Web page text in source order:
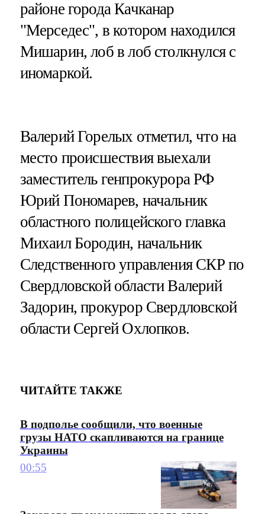
районе города Качканар
"Мерседес", в котором находился
Мишарин, лоб в лоб столкнулся с
иномаркой.
Валерий Горелых отметил, что на
место происшествия выехали
заместитель генпрокурора РФ
Юрий Пономарев, начальник
областного полицейского главка
Михаил Бородин, начальник
Следственного управления СКР по
Свердловской области Валерий
Задорин, прокурор Свердловской
области Сергей Охлопков.
ЧИТАЙТЕ ТАКЖЕ
В подполье сообщили, что военные
грузы НАТО скапливаются на границе
Украины
00:55